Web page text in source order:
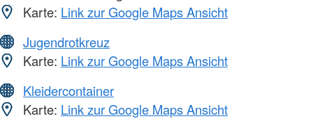
Karte: Link zur Google Maps Ansicht
Jugendrotkreuz
Karte: Link zur Google Maps Ansicht
Kleidercontainer
Karte: Link zur Google Maps Ansicht